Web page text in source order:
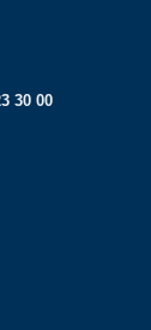
30 00